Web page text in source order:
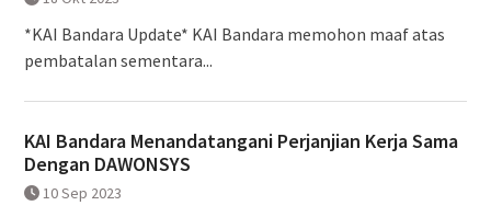
*KAI Bandara Update* KAI Bandara memohon maaf atas
pembatalan sementara...
KAI Bandara Menandatangani Perjanjian Kerja Sama
Dengan DAWONSYS
10 Sep 2023